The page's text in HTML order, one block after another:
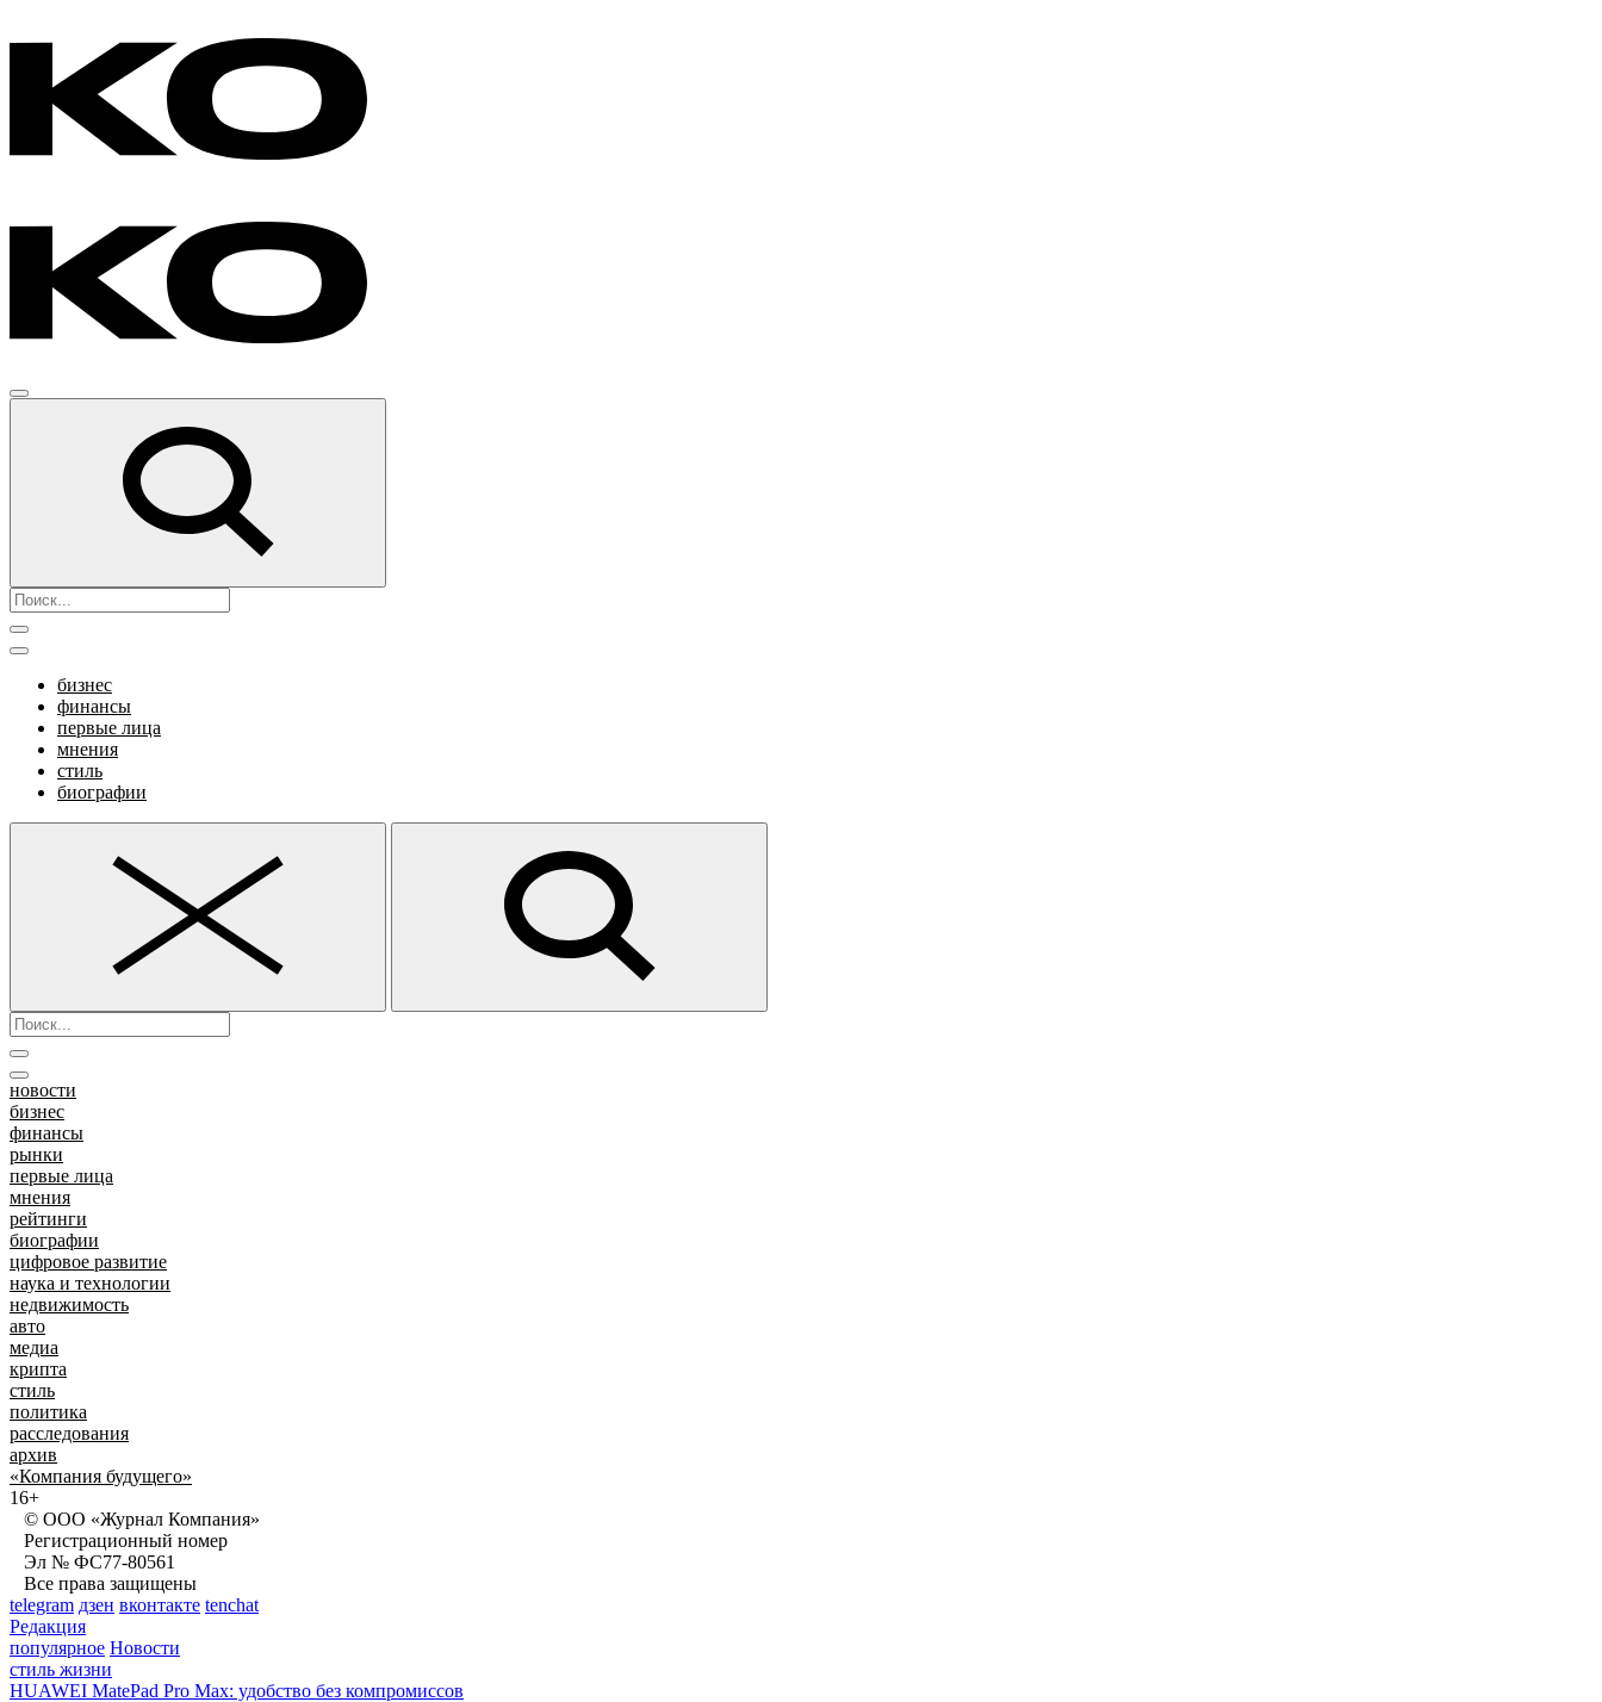
бизнес
финансы
первые лица
мнения
стиль
биографии
новости
бизнес
финансы
рынки
первые лица
мнения
рейтинги
биографии
цифровое развитие
наука и технологии
недвижимость
авто
медиа
крипта
стиль
политика
расследования
архив
«Компания будущего»
16+
© ООО «Журнал Компания»
Регистрационный номер
Эл № ФС77-80561
Все права защищены
telegram дзен вконтакте tenchat
Редакция
популярное Новости
стиль жизни
HUAWEI MatePad Pro Max: удобство без компромиссов